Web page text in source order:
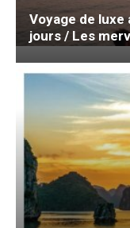
Voyage de luxe
jours / Les